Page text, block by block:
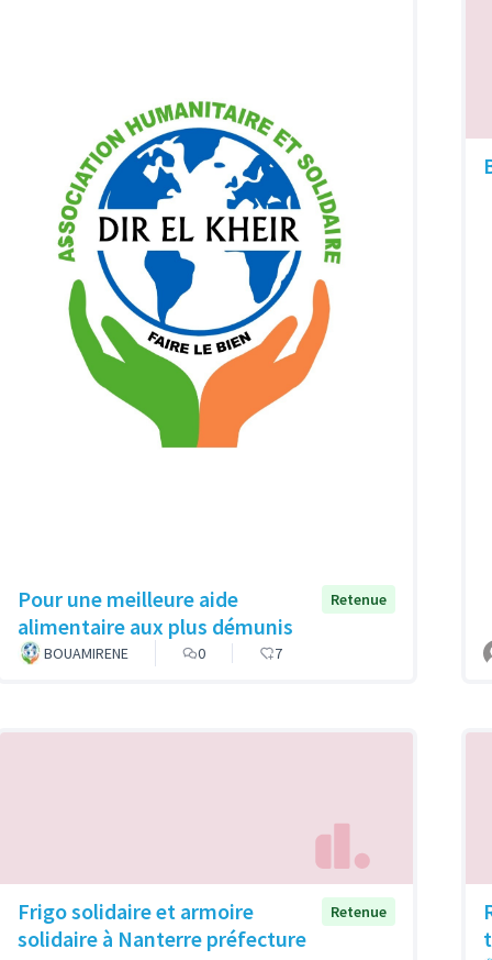
Pour une meilleure aide
alimentaire aux plus démunis
Retenue
BOUAMIRENE 0 7
Frigo solidaire et armoire
solidaire à Nanterre préfecture
Retenue